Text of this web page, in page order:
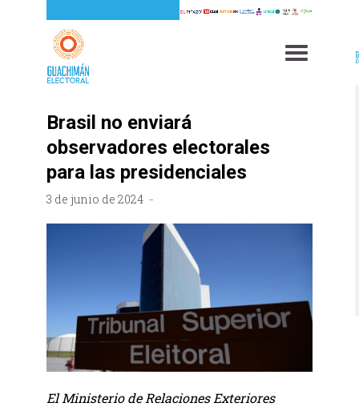
Brasil no enviará
observadores electorales
para las presidenciales
3 de junio de 2024
El Ministerio de Relaciones Exteriores